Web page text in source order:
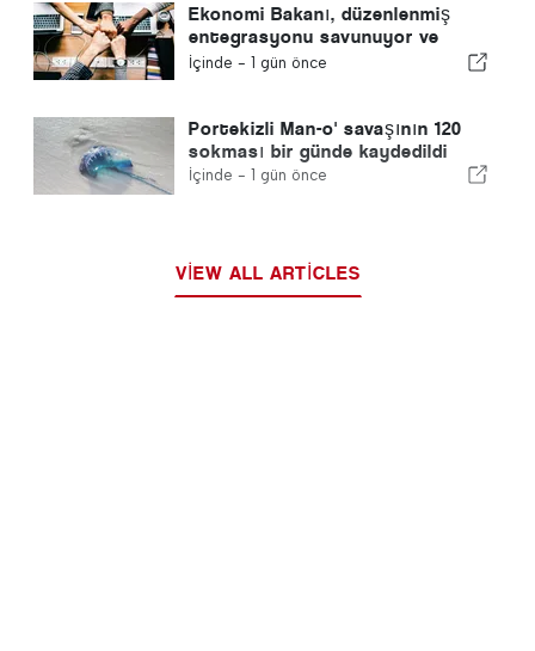
Ekonomi Bakanı, düzenlenmiş
entegrasyonu savunuyor ve
göçmenler için hızlı bir kanal
İçinde - 1 gün önce
Portekizli Man-o' savaşının 120
sokması bir günde kaydedildi
İçinde - 1 gün önce
VIEW ALL ARTICLES